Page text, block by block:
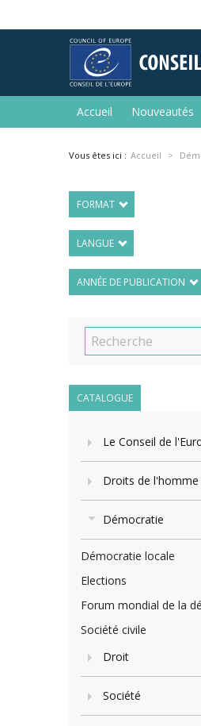
Accueil Nouveautés
Vous êtes ici : Accueil
FORMAT
LANGUE
ANNÉE DE PUBLICATION
CATALOGUE
Le Conseil de
Droits de l'homme
Démocratie
Démocratie locale
Elections
Forum mondial de la
Société civile
Droit
Société